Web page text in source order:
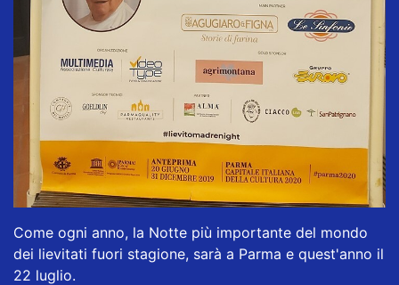
Come ogni anno, la Notte più importante del mondo
dei lievitati fuori stagione, sarà a Parma e quest'anno il
22 luglio.